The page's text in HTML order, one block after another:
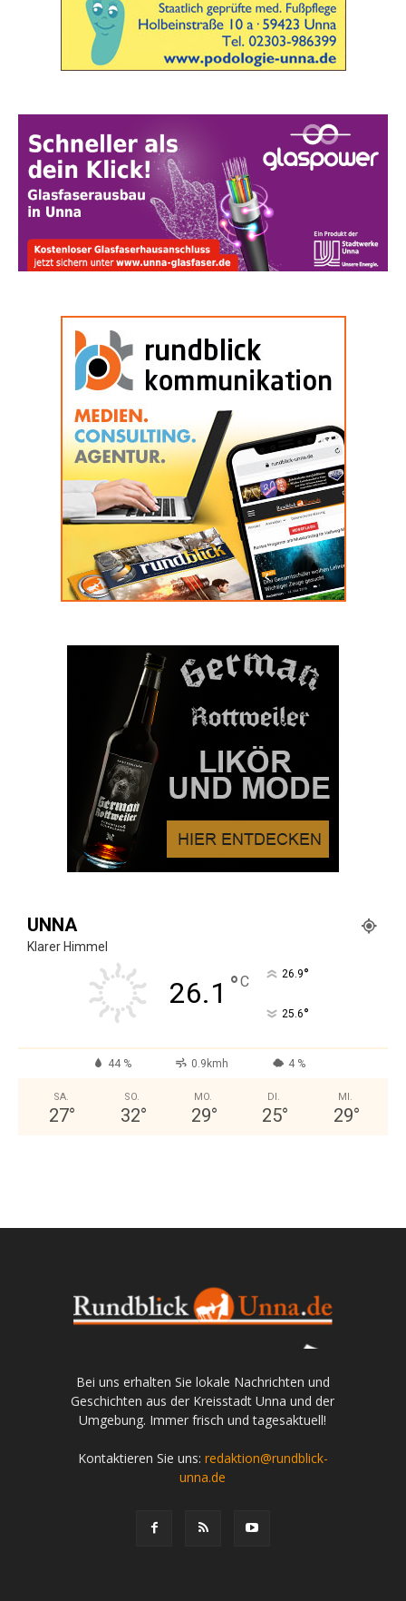
UNNA
Klarer Himmel
26.1 °C 26.9°
25.6°
44 % 0.9kmh 4 %
SA.
27°
SO.
32°
MO.
29°
DI.
25°
MI.
29°
Bei uns erhalten Sie lokale Nachrichten und
Geschichten aus der Kreisstadt Unna und der
Umgebung. Immer frisch und tagesaktuell!
Kontaktieren Sie uns: redaktion@rundblick-
unna.de